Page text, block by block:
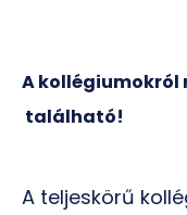
A kollégiumokról
található!
A teljeskörű